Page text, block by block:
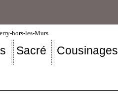
hors-les-Murs
Sacré Cousinages